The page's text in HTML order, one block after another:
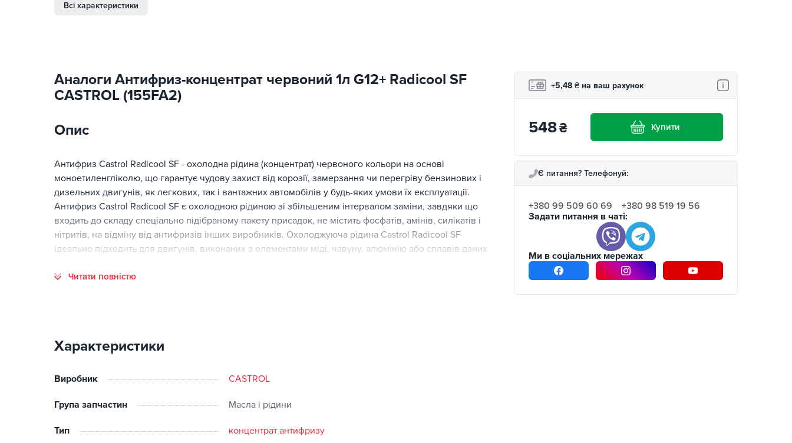
Всі характеристики
Аналоги Антифриз-концентрат червоний 1л G12+ Radicool SF
CASTROL (155FA2)
Опис
Антифриз Castrol Radicool SF - охолодна рідина (концентрат) червоного кольори на основі
моноетиленгліколю, що гарантує чудову захист від корозії, замерзання чи перегріву бензинових і
дизельних двигунів, як легкових, так і вантажних автомобілів у будь-яких умови їх експлуатації.
Антифриз Castrol Radicool SF є охолодною рідиною зі збільшеним інтервалом заміни, завдяки що
входить до складу спеціально підібраному пакету присадок, не містить фосфатів, амінів, силікатів і
нітритів, на відміну від антифризів інших виробників. Охолоджуюча рідина Castrol Radicool SF
ідеально підходить для двигунів, виконаних з елементами міді, чавуну, алюмінію або сплавів даних
світових автомобільних виробників, а саме Volkswagen, Mercedes Benz, Ford, MAN.
Для досягнення найкращого ефекту не рекомендується змішування з іншими охолоджувальна рідина.
VW TL-774F (G12+)
Ford WSS-M97B44-D
Читати повністю
Характеристики
Виробник CASTROL
Група запчастин Масла і рідини
Тип концентрат антифризу
+5,48 ₴ на ваш рахунок
548₴ Купити
Є питання? Телефонуй:
+380 99 509 60 69
+380 98 519 19 56
Задати питання в чаті:
Ми в соціальних мережах